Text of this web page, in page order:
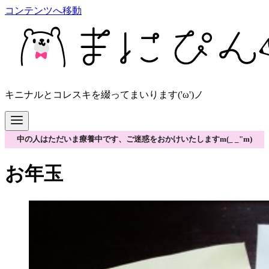
コンテンツへ移動
キニナルとコレスキを綴ってまいります('ω')ノ
中の人はただいま療養中です、ご迷惑をおかけいたしますm(_ _"m)
お年玉